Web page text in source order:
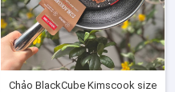
Chảo BlackCube Kimscook size